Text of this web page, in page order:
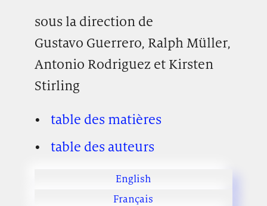
sous la direction de
Gustavo Guerrero, Ralph Müller,
Antonio Rodriguez et Kirsten
Stirling
table des matières
table des auteurs
English
Français